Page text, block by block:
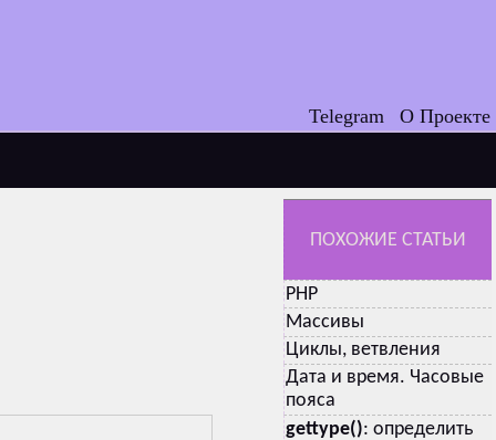
Telegram О Проекте
ПОХОЖИЕ СТАТЬИ
PHP
Массивы
Циклы, ветвления
Дата и время. Часовые
пояса
gettype(): определить